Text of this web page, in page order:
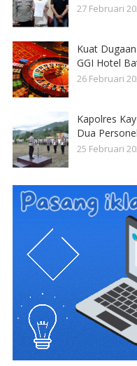
27 Februari
Kuat
GGI Hotel
26 Februari
Kapolres
Dua
25 Februari